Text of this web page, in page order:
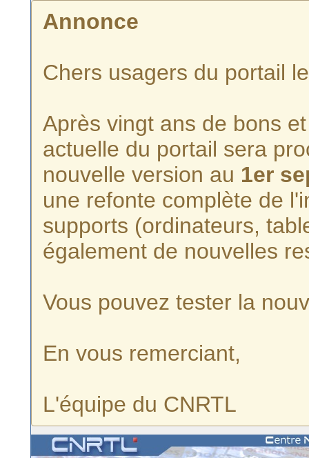
Annonce
Chers usagers du portail
Après vingt ans de bons
actuelle du portail sera
nouvelle version au 1er
une refonte complète de
supports (ordinateurs,
également de nouvelles
Vous pouvez tester la
En vous remerciant,
L'équipe du CNRTL